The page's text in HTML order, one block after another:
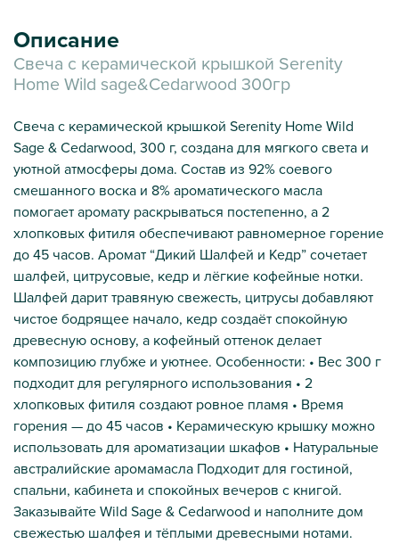
Описание
Свеча c керамической крышкой Serenity
Home Wild sage&Cedarwood 300гр
Свеча с керамической крышкой Serenity Home Wild
Sage & Cedarwood, 300 г, создана для мягкого света и
уютной атмосферы дома. Состав из 92% соевого
смешанного воска и 8% ароматического масла
помогает аромату раскрываться постепенно, а 2
хлопковых фитиля обеспечивают равномерное горение
до 45 часов. Аромат “Дикий Шалфей и Кедр” сочетает
шалфей, цитрусовые, кедр и лёгкие кофейные нотки.
Шалфей дарит травяную свежесть, цитрусы добавляют
чистое бодрящее начало, кедр создаёт спокойную
древесную основу, а кофейный оттенок делает
композицию глубже и уютнее. Особенности: • Вес 300 г
подходит для регулярного использования • 2
хлопковых фитиля создают ровное пламя • Время
горения — до 45 часов • Керамическую крышку можно
использовать для ароматизации шкафов • Натуральные
австралийские аромамасла Подходит для гостиной,
спальни, кабинета и спокойных вечеров с книгой.
Заказывайте Wild Sage & Cedarwood и наполните дом
свежестью шалфея и тёплыми древесными нотами.